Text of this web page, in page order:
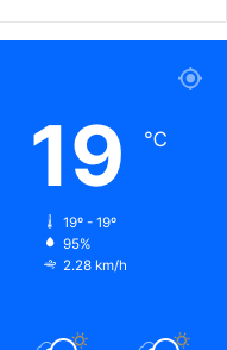
19 ℃
19º - 19º
95%
2.28 km/h